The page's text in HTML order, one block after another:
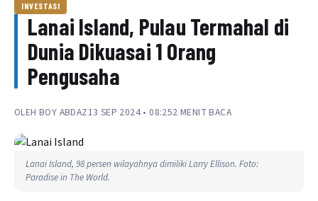
INVESTASI
Lanai Island, Pulau Termahal di
Dunia Dikuasai 1 Orang
Pengusaha
OLEH BOY ABDAZ13 SEP 2024 • 08:252 MENIT BACA
Lanai Island, 98 persen wilayahnya dimiliki Larry Ellison. Foto:
Paradise in The World.